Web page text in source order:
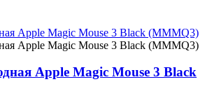
Apple Magic Mouse 3 Black